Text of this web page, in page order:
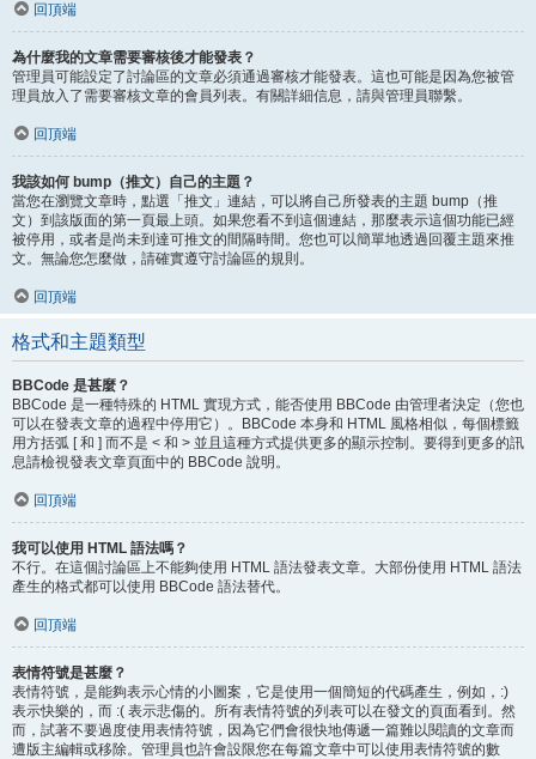
回頂端
為什麼我的文章需要審核後才能發表？
管理員可能設定了討論區的文章必須通過審核才能發表。這也可能是因為您被管
理員放入了需要審核文章的會員列表。有關詳細信息，請與管理員聯繫。
回頂端
我該如何 bump（推文）自己的主題？
當您在瀏覽文章時，點選「推文」連結，可以將自己所發表的主題 bump（推
文）到該版面的第一頁最上頭。如果您看不到這個連結，那麼表示這個功能已經
被停用，或者是尚未到達可推文的間隔時間。您也可以簡單地透過回覆主題來推
文。無論您怎麼做，請確實遵守討論區的規則。
回頂端
格式和主題類型
BBCode 是甚麼？
BBCode 是一種特殊的 HTML 實現方式，能否使用 BBCode 由管理者決定（您也
可以在發表文章的過程中停用它）。BBCode 本身和 HTML 風格相似，每個標籤
用方括弧 [ 和 ] 而不是 < 和 > 並且這種方式提供更多的顯示控制。要得到更多的訊
息請檢視發表文章頁面中的 BBCode 說明。
回頂端
我可以使用 HTML 語法嗎？
不行。在這個討論區上不能夠使用 HTML 語法發表文章。大部份使用 HTML 語法
產生的格式都可以使用 BBCode 語法替代。
回頂端
表情符號是甚麼？
表情符號，是能夠表示心情的小圖案，它是使用一個簡短的代碼產生，例如，:)
表示快樂的，而 :( 表示悲傷的。所有表情符號的列表可以在發文的頁面看到。然
而，試著不要過度使用表情符號，因為它們會很快地傳遞一篇難以閱讀的文章而
遭版主編輯或移除。管理員也許會設限您在每篇文章中可以使用表情符號的數